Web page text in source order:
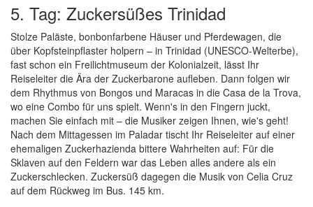
5. Tag: Zuckersüßes Trinidad
Stolze Paläste, bonbonfarbene Häuser und Pferdewagen, die
über Kopfsteinpflaster holpern – in Trinidad (UNESCO-Welterbe),
fast schon ein Freilichtmuseum der Kolonialzeit, lässt Ihr
Reiseleiter die Ära der Zuckerbarone aufleben. Dann folgen wir
dem Rhythmus von Bongos und Maracas in die Casa de la Trova,
wo eine Combo für uns spielt. Wenn's in den Fingern juckt,
machen Sie einfach mit – die Musiker zeigen Ihnen, wie's geht!
Nach dem Mittagessen im Paladar tischt Ihr Reiseleiter auf einer
ehemaligen Zuckerhazienda bittere Wahrheiten auf: Für die
Sklaven auf den Feldern war das Leben alles andere als ein
Zuckerschlecken. Zuckersüß dagegen die Musik von Celia Cruz
auf dem Rückweg im Bus. 145 km.